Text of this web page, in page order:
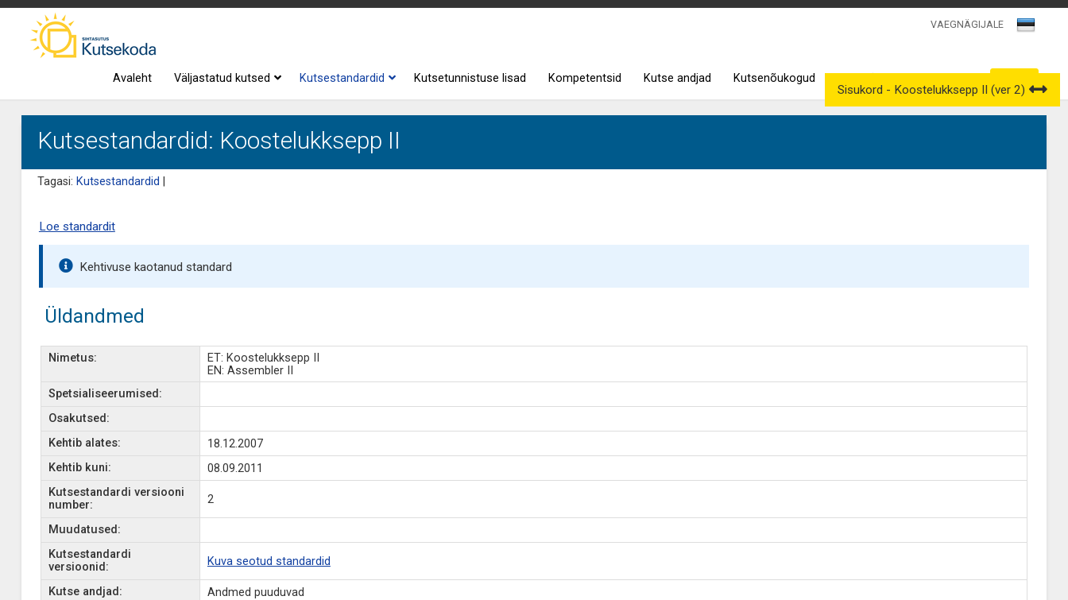
VAEGNÄGIJALE
Avaleht Väljastatud kutsed Kutsestandardid Kutsetunnistuse lisad Kompetentsid Kutse andjad Kutsenõukogud
Kutsestandardid: Koostelukksepp II
Tagasi: Kutsestandardid
Sisukord - Koostelukksepp II (ver 2)
Loe standardit
Kehtivuse kaotanud standard
Üldandmed
Nimetus:
ET: Koostelukksepp II
EN: Assembler II
Spetsialiseerumised:
Osakutsed:
Kehtib alates:
18.12.2007
Kehtib kuni:
08.09.2011
Kutsestandardi versiooni
number:
2
Muudatused:
Kutsestandardi
versioonid:
Kuva seotud standardid
Kutse andjad: Andmed puuduvad